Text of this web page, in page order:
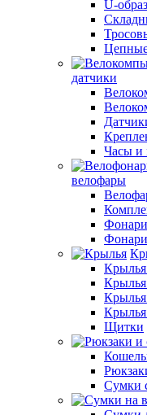
U-
датчики
Часы и
велофары
Щитки
Сумки